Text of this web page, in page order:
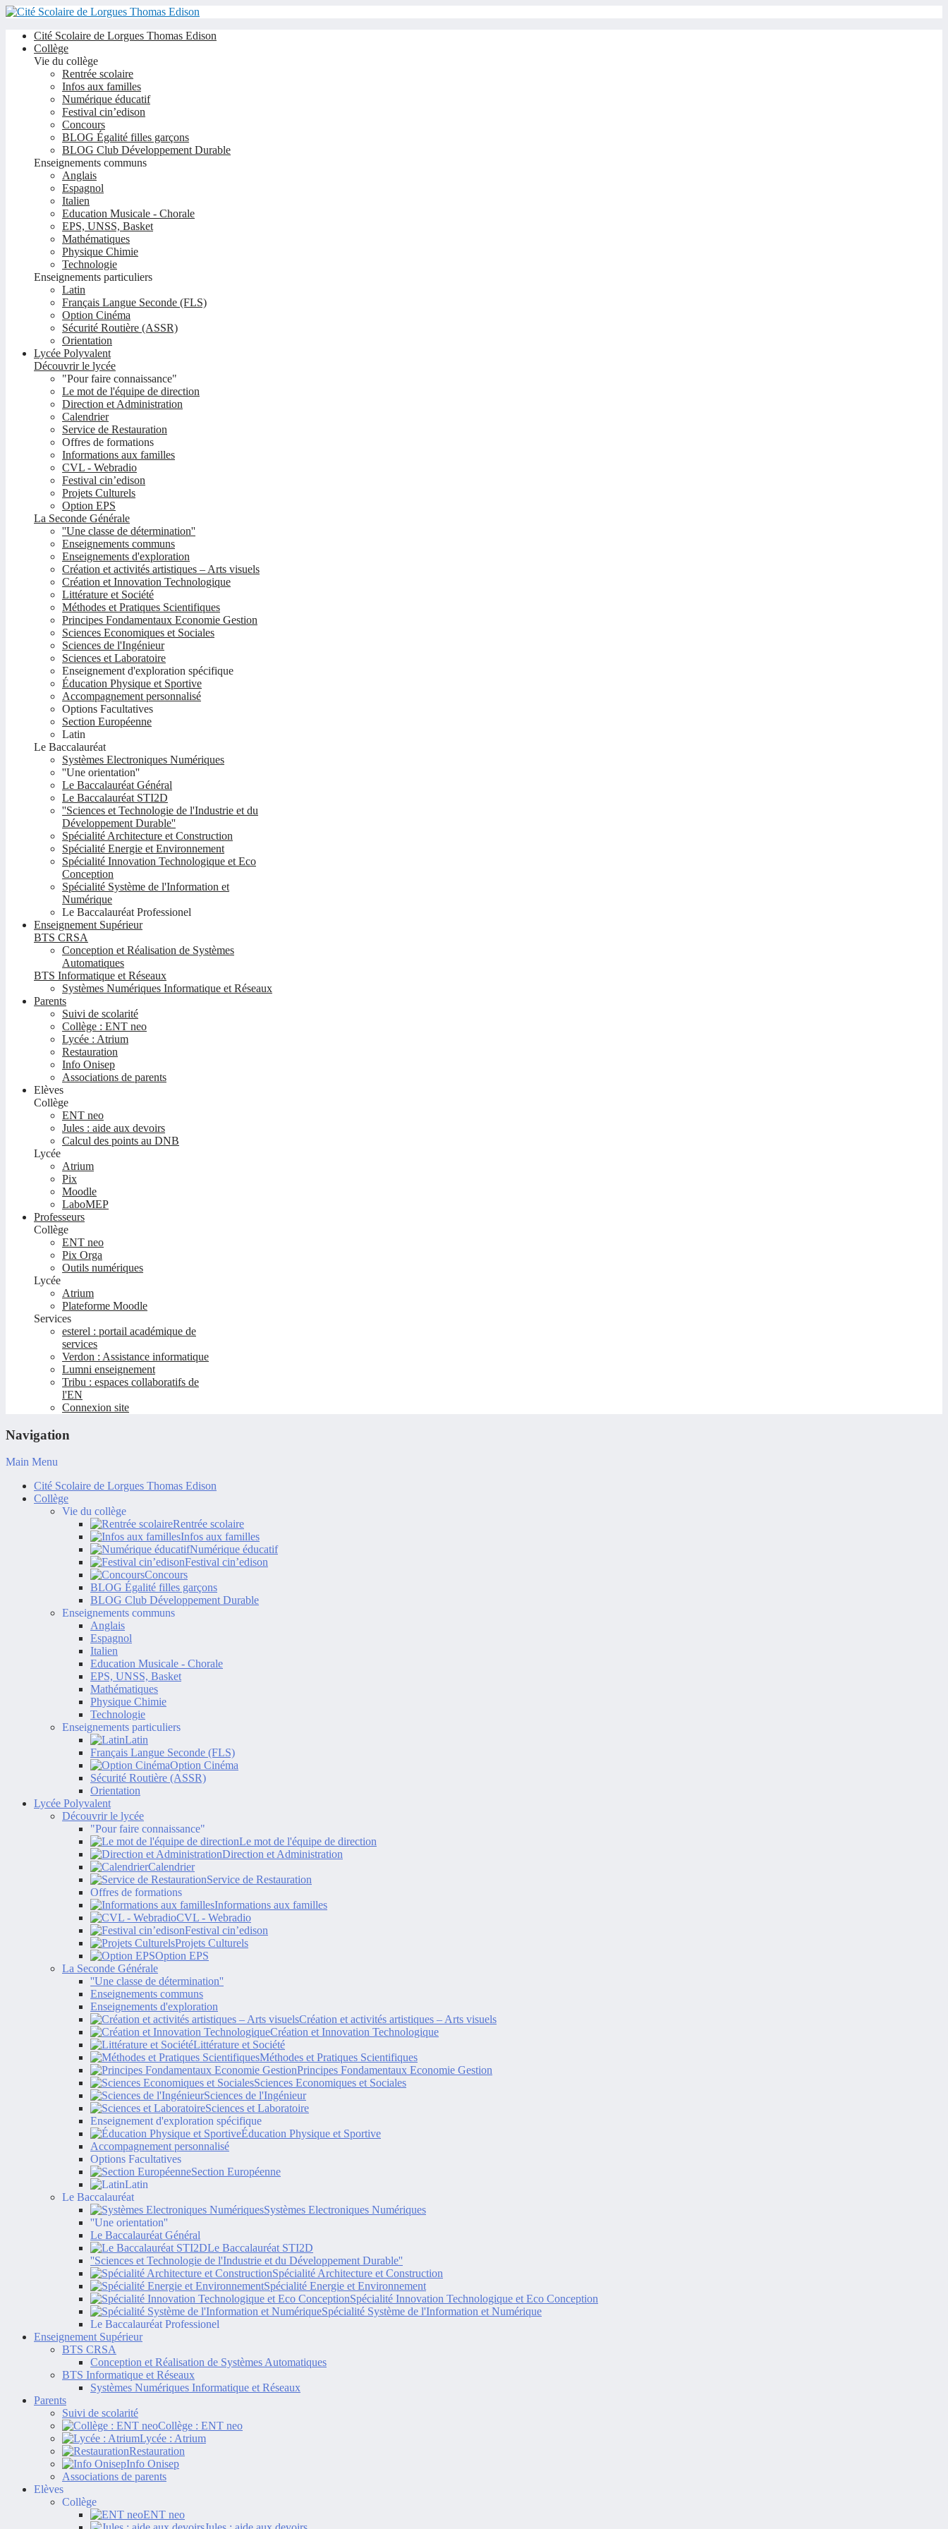
Cité Scolaire de Lorgues Thomas Edison
Collège
Vie du collège
Rentrée scolaire
Infos aux familles
Numérique éducatif
Festival cin’edison
Concours
BLOG Égalité filles garçons
BLOG Club Développement Durable
Enseignements communs
Anglais
Espagnol
Italien
Education Musicale - Chorale
EPS, UNSS, Basket
Mathématiques
Physique Chimie
Technologie
Enseignements particuliers
Latin
Français Langue Seconde (FLS)
Option Cinéma
Sécurité Routière (ASSR)
Orientation
Lycée Polyvalent
Découvrir le lycée
"Pour faire connaissance"
Le mot de l'équipe de direction
Direction et Administration
Calendrier
Service de Restauration
Offres de formations
Informations aux familles
CVL - Webradio
Festival cin’edison
Projets Culturels
Option EPS
La Seconde Générale
''Une classe de détermination''
Enseignements communs
Enseignements d'exploration
Création et activités artistiques – Arts visuels
Création et Innovation Technologique
Littérature et Société
Méthodes et Pratiques Scientifiques
Principes Fondamentaux Economie Gestion
Sciences Economiques et Sociales
Sciences de l'Ingénieur
Sciences et Laboratoire
Enseignement d'exploration spécifique
Éducation Physique et Sportive
Accompagnement personnalisé
Options Facultatives
Section Européenne
Latin
Le Baccalauréat
Systèmes Electroniques Numériques
''Une orientation''
Le Baccalauréat Général
Le Baccalauréat STI2D
''Sciences et Technologie de l'Industrie et du
Développement Durable''
Spécialité Architecture et Construction
Spécialité Energie et Environnement
Spécialité Innovation Technologique et Eco
Conception
Spécialité Système de l'Information et
Numérique
Le Baccalauréat Professionel
Enseignement Supérieur
BTS CRSA
Conception et Réalisation de Systèmes
Automatiques
BTS Informatique et Réseaux
Systèmes Numériques Informatique et Réseaux
Parents
Suivi de scolarité
Collège : ENT neo
Lycée : Atrium
Restauration
Info Onisep
Associations de parents
Elèves
Collège
ENT neo
Jules : aide aux devoirs
Calcul des points au DNB
Lycée
Atrium
Pix
Moodle
LaboMEP
Professeurs
Collège
ENT neo
Pix Orga
Outils numériques
Lycée
Atrium
Plateforme Moodle
Services
esterel : portail académique de
services
Verdon : Assistance informatique
Lumni enseignement
Tribu : espaces collaboratifs de
l'EN
Connexion site
Navigation
Main Menu
Cité Scolaire de Lorgues Thomas Edison
Collège
Vie du collège
Rentrée scolaire
Infos aux familles
Numérique éducatif
Festival cin’edison
Concours
BLOG Égalité filles garçons
BLOG Club Développement Durable
Enseignements communs
Anglais
Espagnol
Italien
Education Musicale - Chorale
EPS, UNSS, Basket
Mathématiques
Physique Chimie
Technologie
Enseignements particuliers
Latin
Français Langue Seconde (FLS)
Option Cinéma
Sécurité Routière (ASSR)
Orientation
Lycée Polyvalent
Découvrir le lycée
"Pour faire connaissance"
Le mot de l'équipe de direction
Direction et Administration
Calendrier
Service de Restauration
Offres de formations
Informations aux familles
CVL - Webradio
Festival cin’edison
Projets Culturels
Option EPS
La Seconde Générale
''Une classe de détermination''
Enseignements communs
Enseignements d'exploration
Création et activités artistiques – Arts visuels
Création et Innovation Technologique
Littérature et Société
Méthodes et Pratiques Scientifiques
Principes Fondamentaux Economie Gestion
Sciences Economiques et Sociales
Sciences de l'Ingénieur
Sciences et Laboratoire
Enseignement d'exploration spécifique
Éducation Physique et Sportive
Accompagnement personnalisé
Options Facultatives
Section Européenne
Latin
Le Baccalauréat
Systèmes Electroniques Numériques
''Une orientation''
Le Baccalauréat Général
Le Baccalauréat STI2D
''Sciences et Technologie de l'Industrie et du Développement Durable''
Spécialité Architecture et Construction
Spécialité Energie et Environnement
Spécialité Innovation Technologique et Eco Conception
Spécialité Système de l'Information et Numérique
Le Baccalauréat Professionel
Enseignement Supérieur
BTS CRSA
Conception et Réalisation de Systèmes Automatiques
BTS Informatique et Réseaux
Systèmes Numériques Informatique et Réseaux
Parents
Suivi de scolarité
Collège : ENT neo
Lycée : Atrium
Restauration
Info Onisep
Associations de parents
Elèves
Collège
ENT neo